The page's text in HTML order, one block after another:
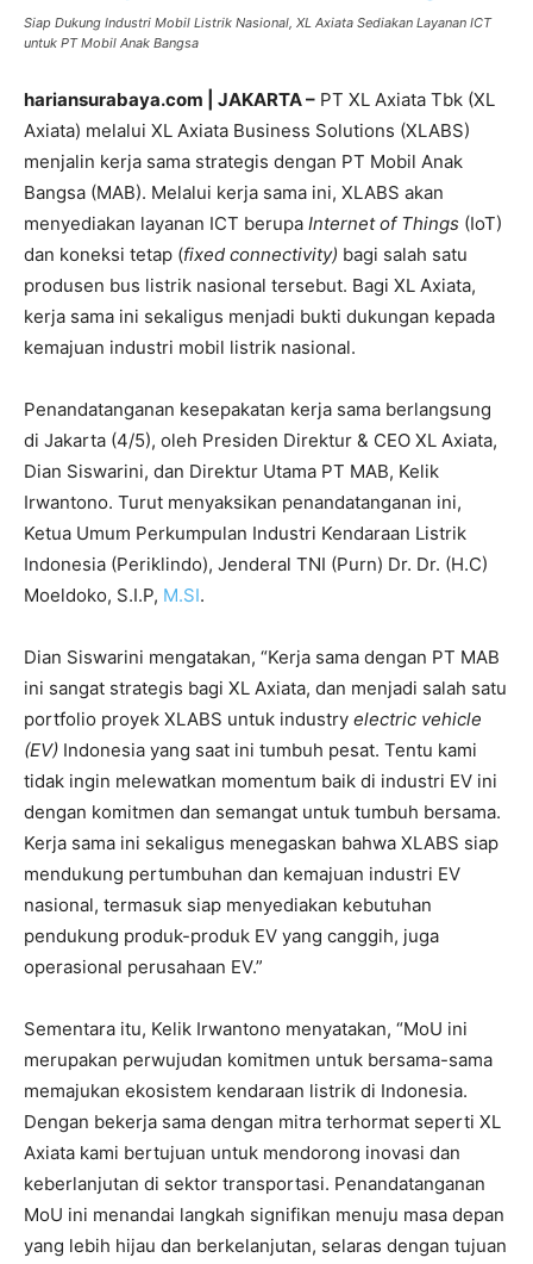
Siap Dukung Industri Mobil Listrik Nasional, XL Axiata Sediakan Layanan ICT
untuk PT Mobil Anak Bangsa
hariansurabaya.com | JAKARTA – PT XL Axiata Tbk (XL
Axiata) melalui XL Axiata Business Solutions (XLABS)
menjalin kerja sama strategis dengan PT Mobil Anak
Bangsa (MAB). Melalui kerja sama ini, XLABS akan
menyediakan layanan ICT berupa Internet of Things (IoT)
dan koneksi tetap (fixed connectivity) bagi salah satu
produsen bus listrik nasional tersebut. Bagi XL Axiata,
kerja sama ini sekaligus menjadi bukti dukungan kepada
kemajuan industri mobil listrik nasional.
Penandatanganan kesepakatan kerja sama berlangsung
di Jakarta (4/5), oleh Presiden Direktur & CEO XL Axiata,
Dian Siswarini, dan Direktur Utama PT MAB, Kelik
Irwantono. Turut menyaksikan penandatanganan ini,
Ketua Umum Perkumpulan Industri Kendaraan Listrik
Indonesia (Periklindo), Jenderal TNI (Purn) Dr. Dr. (H.C)
Moeldoko, S.I.P, M.SI.
Dian Siswarini mengatakan, “Kerja sama dengan PT MAB
ini sangat strategis bagi XL Axiata, dan menjadi salah satu
portfolio proyek XLABS untuk industry electric vehicle
(EV) Indonesia yang saat ini tumbuh pesat. Tentu kami
tidak ingin melewatkan momentum baik di industri EV ini
dengan komitmen dan semangat untuk tumbuh bersama.
Kerja sama ini sekaligus menegaskan bahwa XLABS siap
mendukung pertumbuhan dan kemajuan industri EV
nasional, termasuk siap menyediakan kebutuhan
pendukung produk-produk EV yang canggih, juga
operasional perusahaan EV.”
Sementara itu, Kelik Irwantono menyatakan, “MoU ini
merupakan perwujudan komitmen untuk bersama-sama
memajukan ekosistem kendaraan listrik di Indonesia.
Dengan bekerja sama dengan mitra terhormat seperti XL
Axiata kami bertujuan untuk mendorong inovasi dan
keberlanjutan di sektor transportasi. Penandatanganan
MoU ini menandai langkah signifikan menuju masa depan
yang lebih hijau dan berkelanjutan, selaras dengan tujuan